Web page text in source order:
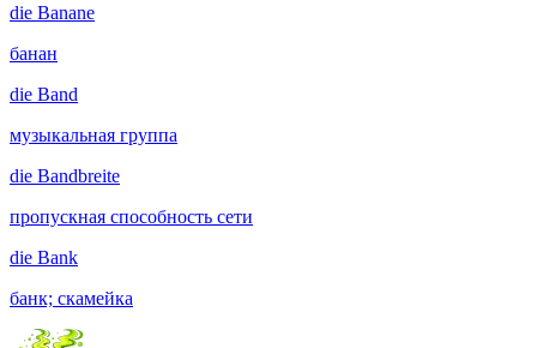
die Banane
банан
die Band
музыкальная группа
die Bandbreite
пропускная способность сети
die Bank
банк; скамейка